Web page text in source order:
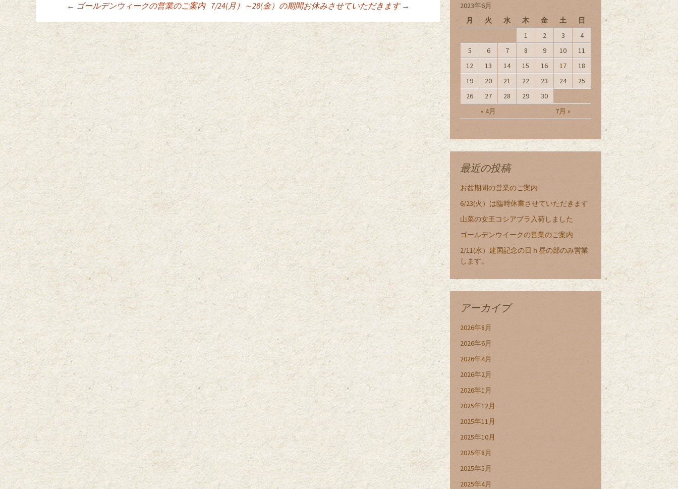
投稿ナビゲーション
← ゴールデンウィークの営業のご案内 7/24(月）～28(金）の期間お休みさせていただきます →
2023年6月
月
火 水 木 金 土 日
« 4月 7月 »
1 2 3
4
5
6 7 8 9 10
11
12
13 14 15 16 17
18
19
20 21 22 23 24
25
26
27 28 29 30
最近の投稿
お盆期間の営業のご案内
6/23(火）は臨時休業させていただきます
山菜の女王コシアブラ入荷しました
ゴールデンウイークの営業のご案内
2/11(水）建国記念の日ｈ昼の部のみ営業
します。
アーカイブ
2026年8月
2026年6月
2026年4月
2026年2月
2026年1月
2025年12月
2025年11月
2025年10月
2025年8月
2025年5月
2025年4月